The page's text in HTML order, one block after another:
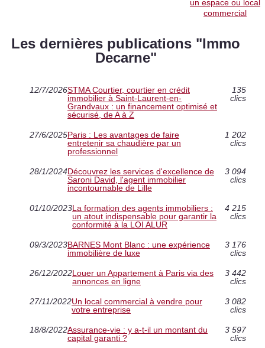
un espace ou local
commercial
Les dernières publications "Immo
Decarne"
12/7/2026STMA Courtier, courtier en crédit
immobilier à Saint-Laurent-en-
Grandvaux : un financement optimisé et
sécurisé, de A à Z
135
clics
27/6/2025Paris : Les avantages de faire
entretenir sa chaudière par un
professionnel
1 202
clics
28/1/2024Découvrez les services d'excellence de
Saroni David, l'agent immobilier
incontournable de Lille
3 094
clics
01/10/2023La formation des agents immobiliers :
un atout indispensable pour garantir la
conformité à la LOI ALUR
4 215
clics
09/3/2023BARNES Mont Blanc : une expérience
immobilière de luxe
3 176
clics
26/12/2022Louer un Appartement à Paris via des
annonces en ligne
3 442
clics
27/11/2022Un local commercial à vendre pour
votre entreprise
3 082
clics
18/8/2022Assurance-vie : y a-t-il un montant du
capital garanti ?
3 597
clics